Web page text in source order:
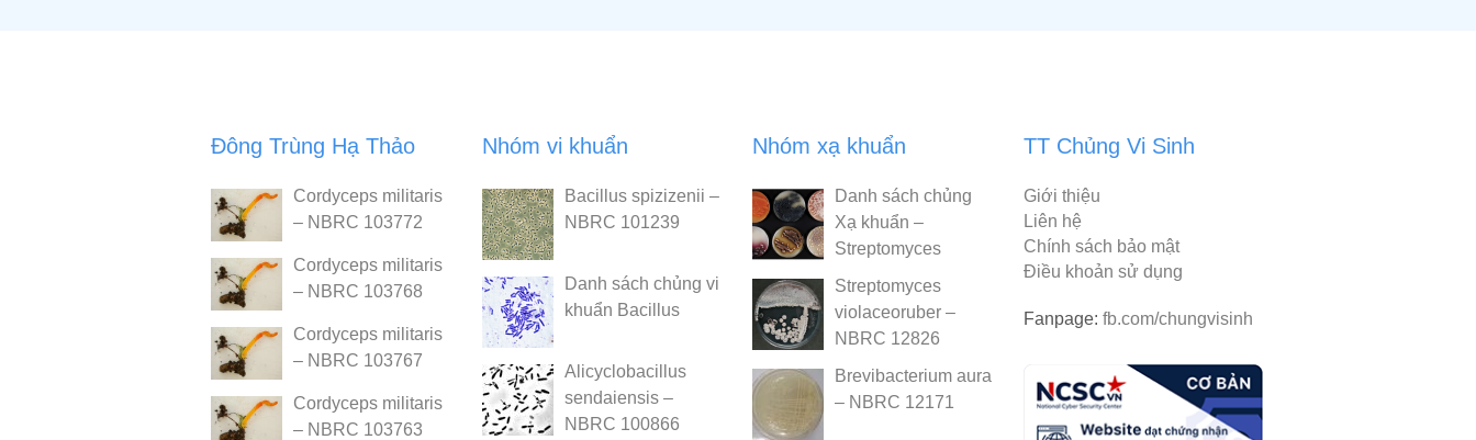
Đông Trùng Hạ Thảo
Cordyceps militaris
– NBRC 103772
Cordyceps militaris
– NBRC 103768
Cordyceps militaris
– NBRC 103767
Cordyceps militaris
– NBRC 103763
Nhóm vi khuẩn
Bacillus spizizenii –
NBRC 101239
Danh sách chủng vi
khuẩn Bacillus
Alicyclobacillus
sendaiensis –
NBRC 100866
Nhóm xạ khuẩn
Danh sách chủng
Xạ khuẩn –
Streptomyces
Streptomyces
violaceoruber –
NBRC 12826
Brevibacterium aurantiacum
– NBRC 12171
TT Chủng Vi Sinh
Giới thiệu
Liên hệ
Chính sách bảo mật
Điều khoản sử dụng
Fanpage:fb.com/chungvisinh